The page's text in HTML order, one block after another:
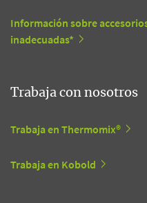
Información sobre
inadecuadas*
Trabaja con nosotros
Trabaja en Thermomix®
Trabaja en Kobold